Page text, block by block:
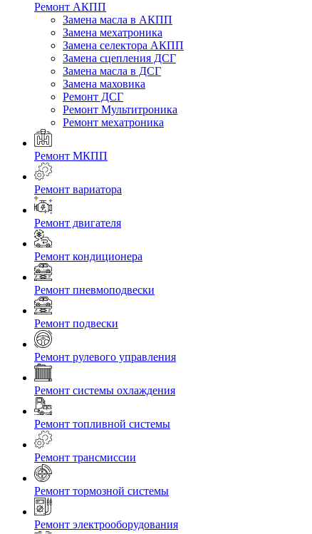
Ремонт АКПП
Замена масла в АКПП
Замена мехатроника
Замена селектора АКПП
Замена сцепления ДСГ
Замена масла в ДСГ
Замена маховика
Ремонт ДСГ
Ремонт Мультитроника
Ремонт мехатроника
Ремонт МКПП
Ремонт вариатора
Ремонт двигателя
Ремонт кондиционера
Ремонт пневмоподвески
Ремонт подвески
Ремонт рулевого управления
Ремонт системы охлаждения
Ремонт топливной системы
Ремонт трансмиссии
Ремонт тормозной системы
Ремонт электрооборудования